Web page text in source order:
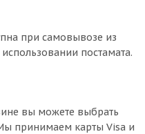
при самовывозе из
постамата.
вы можете выбрать
принимаем карты Visa и